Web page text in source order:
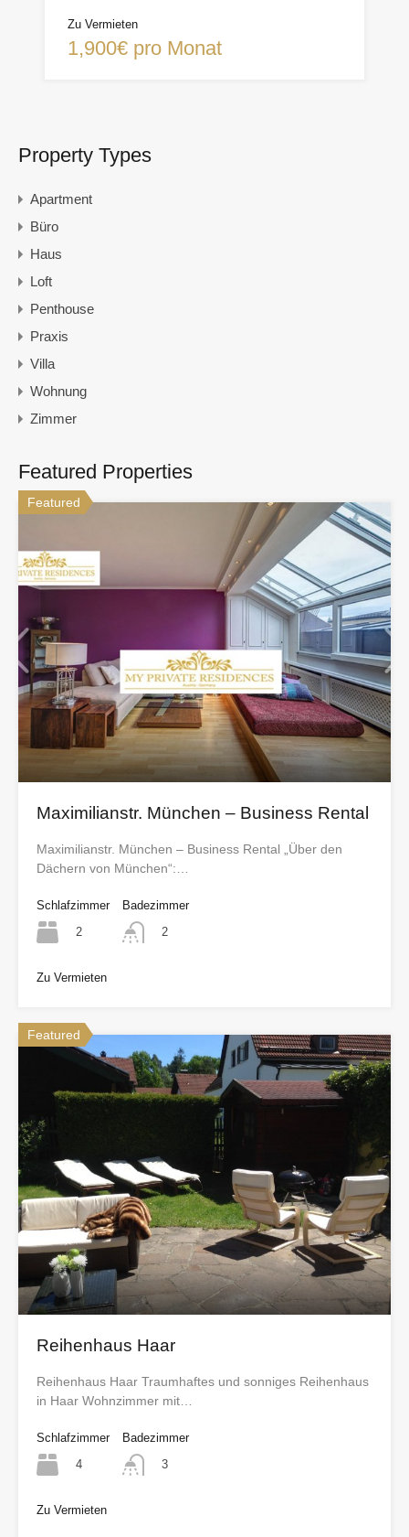
Zu Vermieten
1,900€ pro Monat
Property Types
Apartment
Büro
Haus
Loft
Penthouse
Praxis
Villa
Wohnung
Zimmer
Featured Properties
Featured
Maximilianstr. München – Business Rental
Maximilianstr. München – Business Rental „Über den
Dächern von München“:…
Schlafzimmer
2
Badezimmer
2
Zu Vermieten
Featured
Reihenhaus Haar
Reihenhaus Haar Traumhaftes und sonniges Reihenhaus
in Haar Wohnzimmer mit…
Schlafzimmer
4
Badezimmer
3
Zu Vermieten